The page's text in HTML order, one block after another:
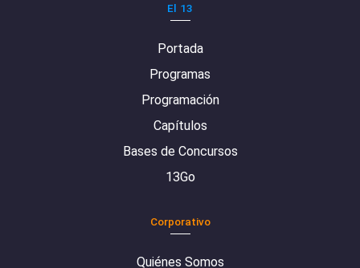
El 13
Portada
Programas
Programación
Capítulos
Bases de Concursos
13Go
Corporativo
Quiénes Somos